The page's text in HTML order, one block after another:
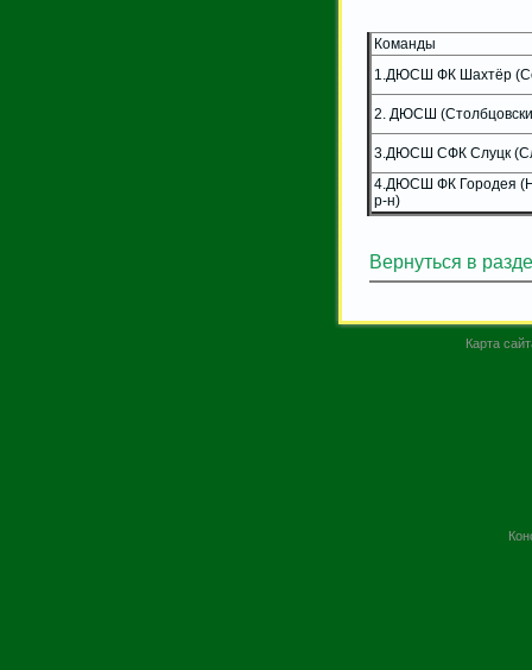
Команды
1.ДЮСШ ФК Шахтёр
2. ДЮСШ
3.ДЮСШ СФК Слуцк
4.ДЮСШ ФК Городея
р-н)
Вернуться в
Карта